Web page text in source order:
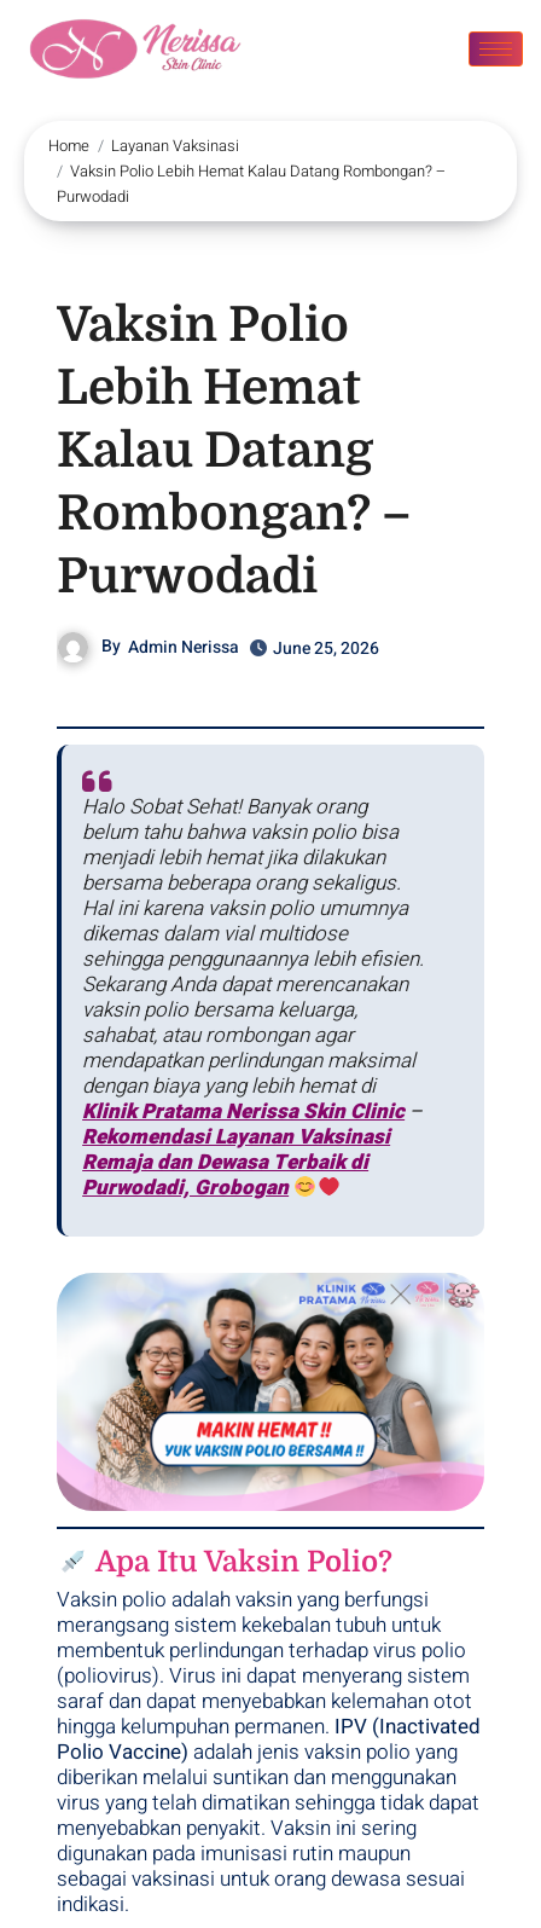
Home
Layanan Vaksinasi
Vaksin Polio Lebih Hemat Kalau Datang Rombongan? –
Purwodadi
Vaksin Polio
Lebih Hemat
Kalau Datang
Rombongan? –
Purwodadi
By Admin Nerissa June 25, 2026
Halo Sobat Sehat! Banyak orang
belum tahu bahwa vaksin polio bisa
menjadi lebih hemat jika dilakukan
bersama beberapa orang sekaligus.
Hal ini karena vaksin polio umumnya
dikemas dalam vial multidose
sehingga penggunaannya lebih efisien.
Sekarang Anda dapat merencanakan
vaksin polio bersama keluarga,
sahabat, atau rombongan agar
mendapatkan perlindungan maksimal
dengan biaya yang lebih hemat di
Klinik Pratama Nerissa Skin Clinic–
Rekomendasi Layanan Vaksinasi
Remaja dan Dewasa Terbaik di
Purwodadi, Grobogan
Apa Itu Vaksin Polio?
Vaksin polio adalah vaksin yang berfungsi
merangsang sistem kekebalan tubuh untuk
membentuk perlindungan terhadap virus polio
(poliovirus). Virus ini dapat menyerang sistem
saraf dan dapat menyebabkan kelemahan otot
hingga kelumpuhan permanen. IPV (Inactivated
Polio Vaccine) adalah jenis vaksin polio yang
diberikan melalui suntikan dan menggunakan
virus yang telah dimatikan sehingga tidak dapat
menyebabkan penyakit. Vaksin ini sering
digunakan pada imunisasi rutin maupun
sebagai vaksinasi untuk orang dewasa sesuai
indikasi.